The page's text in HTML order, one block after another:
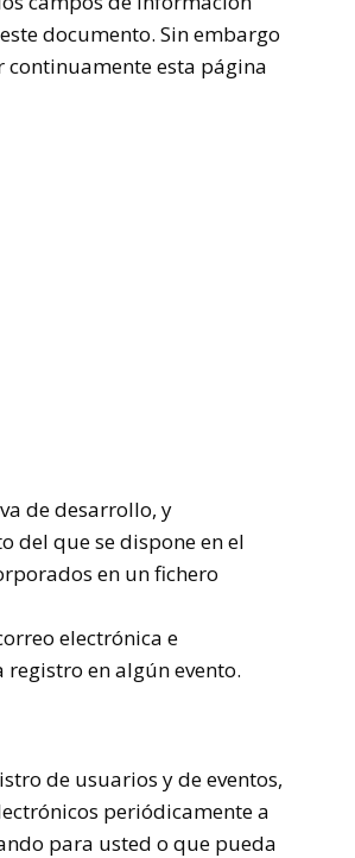
documento. Sin embargo
esta página
de desarrollo, y
del que se dispone en el
en un fichero
electrónica e
registro enalgúnevento.
de usuarios y deeventos,
periódicamente a
para usted o que pueda